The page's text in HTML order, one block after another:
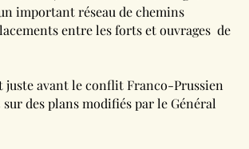
important réseau de chemins
entre les forts et ouvrages de
avant le conflit Franco-Prussien
sur des plans modifiés par le Général